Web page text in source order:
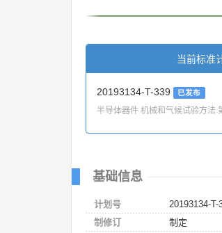
当前标准
20193134-T-339 已发布
半导体器件 机械和气候试验方法
基础信息
计划号
20193134-T-
制修订
制定